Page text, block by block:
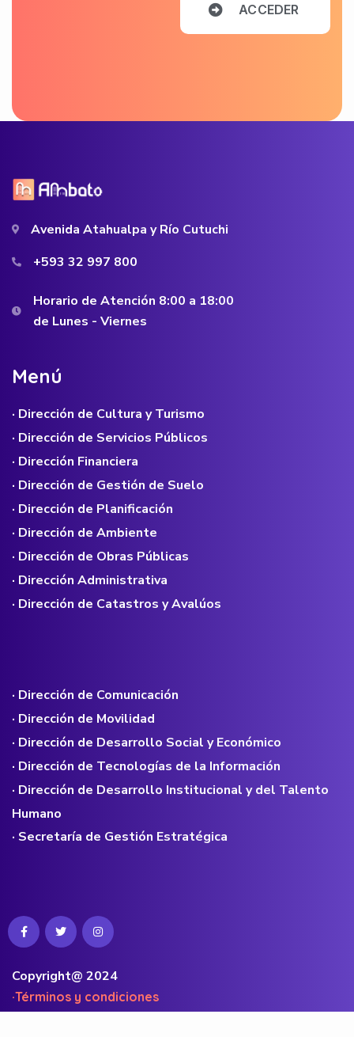
ACCEDER
Avenida Atahualpa y Río Cutuchi
+593 32 997 800
Horario de Atención 8:00 a 18:00
de Lunes - Viernes
Menú
· Dirección de Cultura y Turismo
· Dirección de Servicios Públicos
· Dirección Financiera
· Dirección de Gestión de Suelo
· Dirección de Planificación
· Dirección de Ambiente
· Dirección de Obras Públicas
· Dirección Administrativa
· Dirección de Catastros y Avalúos
· Dirección de Comunicación
· Dirección de Movilidad
· Dirección de Desarrollo Social y Económico
· Dirección de Tecnologías de la Información
· Dirección de Desarrollo Institucional y del Talento
Humano
· Secretaría de Gestión Estratégica
Copyright@ 2024
·Términos y condiciones